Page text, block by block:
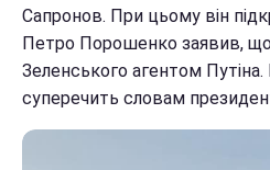
Сапронов. При цьому він
Петро Порошенко заявив,
Зеленського агентом Путіна.
суперечить словам